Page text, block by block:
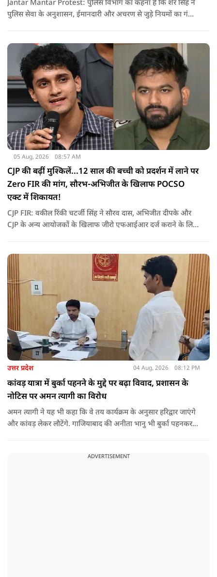
Jantar Mantar Protest: पुलिस विभाग का कहना है कि शेर सिह ने
पुलिस सेवा के अनुशासन, ईमानदारी और अचरण से जुड़े नियमों का गंभीर
अनुशासनहीनता किसी भी हाल में स्वीकार नहीं की जा सकती.
05 Aug, 2026 08:57 AM
CJP की बढ़ीं मुश्किलें...12 साल की बच्ची को प्रदर्शन में लाने पर
Zero FIR की मांग, सौरभ-अभिजीत के खिलाफ POCSO
एक्ट में शिकायत!
CJP FIR: वकील रिंकी चटर्जी सिंह ने सौरव दास, अभिजीत दीपके और
CJP के अन्य आयोजकों के खिलाफ जीरो एफआईआर दर्ज कराने के लिए
उत्तर प्रदेश 04 Aug, 2026 08:12 PM
कांवड़ यात्रा में बुर्का पहनने के मुद्दे पर बढ़ा विवाद, प्रशासन के
नोटिस पर अमन त्यागी का विरोध
अमन त्यागी ने यह भी कहा कि वे तय कार्यक्रम के अनुसार हरिद्वार जाएंगे
और कांवड़ लेकर लौटेंगे. गाजियाबाद की अनीता भानु भी बुर्का पहनकर
अनिवार्य रूप से बुर्का पहनकर ही यात्रा करेंगी, बल्कि उनका कहना केवल
ADVERTISEMENT